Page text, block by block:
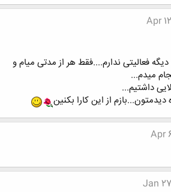
Apr
فعالیتی ندارم....فقط هر از مدتی میام و
میدم...
داشتیم...
از این کارا بکنین
Apr
Jan